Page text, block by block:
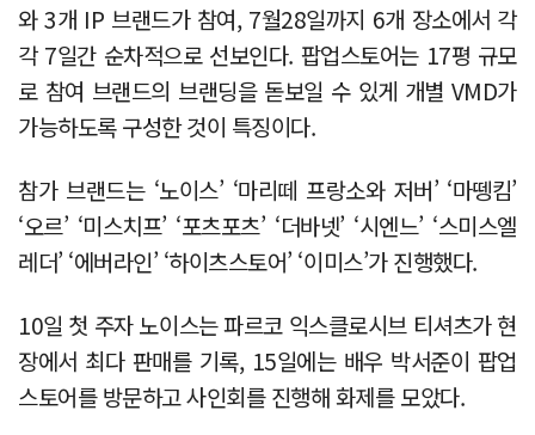
와 3개 IP 브랜드가 참여, 7월28일까지 6개 장소에서 각
각 7일간 순차적으로 선보인다. 팝업스토어는 17평 규모
로 참여 브랜드의 브랜딩을 돋보일 수 있게 개별 VMD가
가능하도록 구성한 것이 특징이다.
참가 브랜드는 ‘노이스’ ‘마리떼 프랑소와 저버’ ‘마뗑킴’
‘오르’ ‘미스치프’ ‘포츠포츠’ ‘더바넷’ ‘시엔느’ ‘스미스엘
레더’ ‘에버라인’ ‘하이츠스토어’ ‘이미스’가 진행했다.
10일 첫 주자 노이스는 파르코 익스클로시브 티셔츠가 현
장에서 최다 판매를 기록, 15일에는 배우 박서준이 팝업
스토어를 방문하고 사인회를 진행해 화제를 모았다.